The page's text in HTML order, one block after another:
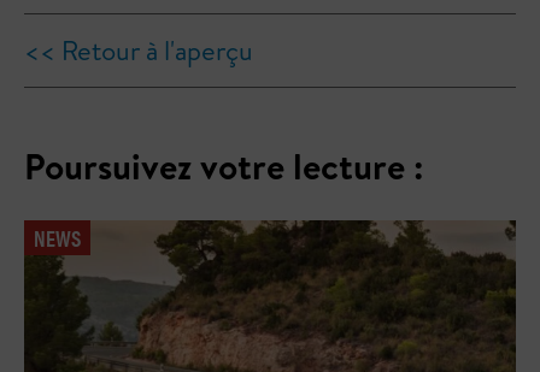
<< Retour à l'aperçu
Poursuivez votre lecture :
NEWS